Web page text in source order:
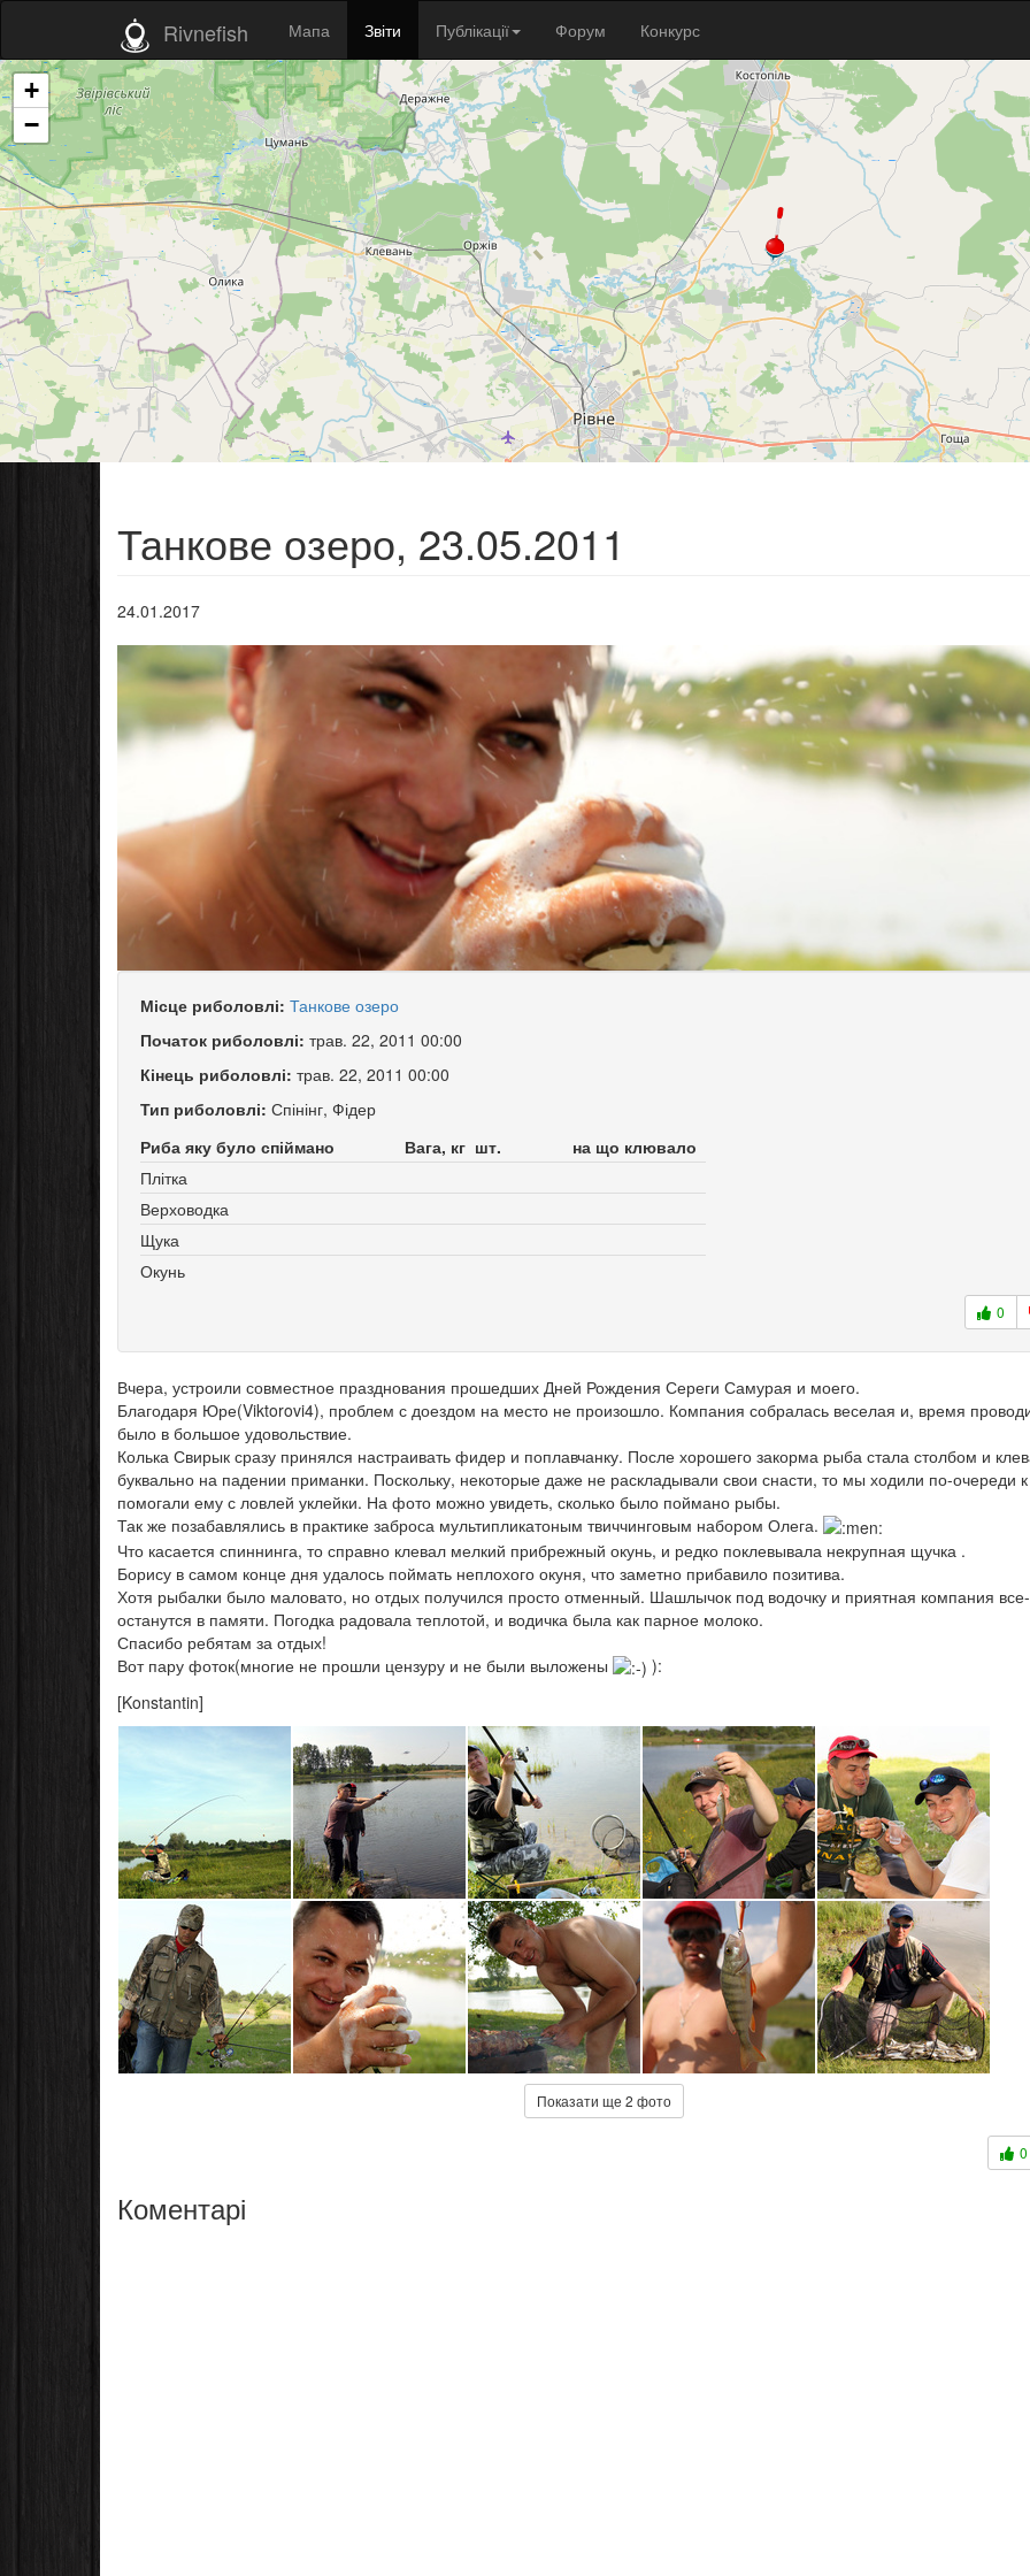
Rivnefish Мапа Звіти Публікації Форум Конкурс
+
−
Танкове озеро, 23.05.2011
24.01.2017
Місце риболовлі: Танкове озеро
Початок риболовлі: трав. 22, 2011 00:00
Кінець риболовлі: трав. 22, 2011 00:00
Тип риболовлі: Спінінг, Фідер
Риба яку було спіймано
Вага, кг шт.
на що клювало
Плітка
Верховодка
Щука
Окунь
0
Вчера, устроили совместное празднования прошедших Дней Рождения Сереги Самурая и моего.
Благодаря Юре(Viktorovi4), проблем с доездом на место не произошло. Компания собралась веселая и, время
было в большое удовольствие.
Колька Свирык сразу принялся настраивать фидер и поплавчанку. После хорошего закорма рыба стала столбом и
буквально на падении приманки. Поскольку, некоторые даже не раскладывали свои снасти, то мы ходили по-очереди
помогали ему с ловлей уклейки. На фото можно увидеть, сколько было поймано рыбы.
Так же позабавлялись в практике заброса мультипликатоным твиччинговым набором Олега.
Что касается спиннинга, то справно клевал мелкий прибрежный окунь, и редко поклевывала некрупная щучка .
Борису в самом конце дня удалось поймать неплохого окуня, что заметно прибавило позитива.
Хотя рыбалки было маловато, но отдых получился просто отменный. Шашлычок под водочку и приятная компания
останутся в памяти. Погодка радовала теплотой, и водичка была как парное молоко.
Спасибо ребятам за отдых!
Вот пару фоток(многие не прошли цензуру и не были выложены
):
[Konstantin]
Показати ще 2 фото
0
Коментарі